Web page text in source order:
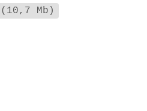
(10,7 Mb)